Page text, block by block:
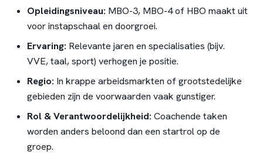
Opleidingsniveau: MBO-3, MBO-4 of HBO maakt uit
voor instapschaal en doorgroei.
Ervaring: Relevante jaren en specialisaties (bijv.
VVE, taal, sport) verhogen je positie.
Regio: In krappe arbeidsmarkten of grootstedelijke
gebieden zijn de voorwaarden vaak gunstiger.
Rol & Verantwoordelijkheid: Coachende taken
worden anders beloond dan een startrol op de
groep.